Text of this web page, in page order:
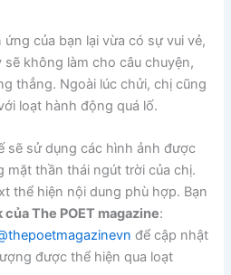
của bạn lại vừa có sự vui vẻ,
sẽ không làm cho câu chuyện,
thẳng. Ngoài lúc chửi, chị cũng
loạt hành động quá lố.
sẽ sử dụng các hình ảnh được
mặt thần thái ngút trời của chị.
thể hiện nội dung phù hợp. Bạn
The POET magazine:
để cập nhật
được thể hiện qua loạt